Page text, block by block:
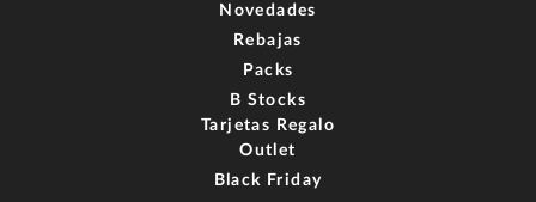
Novedades
Rebajas
Packs
B Stocks
Tarjetas Regalo
Outlet
Black Friday